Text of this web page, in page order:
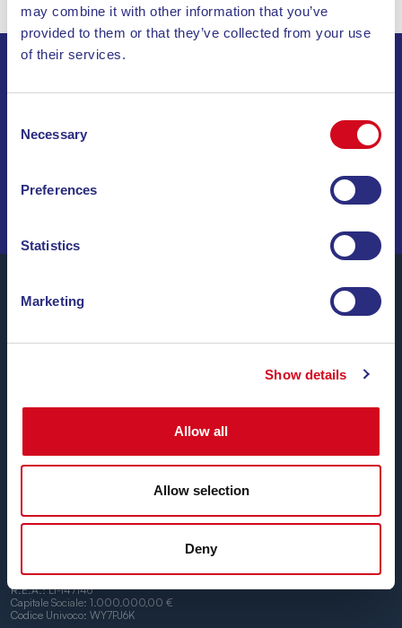
may combine it with other information that you’ve
provided to them or that they’ve collected from your use
of their services.
Selection
Necessary
Preferences
Statistics
Marketing
Show details
Allow all
Allow selection
Deny
ISCRIVITI ALLA NEWSLETTER
INVIA
NAVIGA TRA OFFERTE SPECIALI, DESTINAZIONI DA
tutto l’anno con tariffe
Piombino e Portoferraio.
Non vediamo l’ora di vederti a bordo.
P.IVA/CF: IT01968710994
R.E.A.: LI-147146
Capitale Sociale: 1.000.000,00 €
Codice Univoco: WY7PJ6K